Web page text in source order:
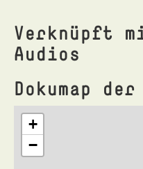
Verknüpft
Audios
Dokumap